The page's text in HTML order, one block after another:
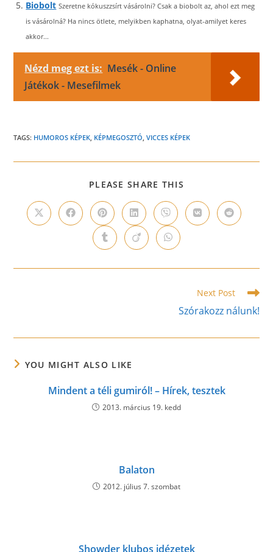
Biobolt Szeretne kókuszzsírt vásárolni? Csak a biobolt az, ahol ezt meg
is vásárolná? Ha nincs ötlete, melyikben kaphatna, olyat-amilyet keres
akkor...
Nézd meg ezt is: Mesék - Online
Játékok - Mesefilmek
TAGS: HUMOROS KÉPEK, KÉPMEGOSZTÓ, VICCES KÉPEK
PLEASE SHARE THIS
CONTENT
Opens
in
Opens
in
window
Opens
in
a
new
window
Opens
in
a
new
window
Opens
in
a
new
window
Opens
in
Opens
in
Opens
in
new
Opens
in
new
Opens
in
new
Next Post
Szórakozz nálunk!
YOU MIGHT ALSO LIKE
Mindent a téli gumiról! – Hírek, tesztek
2013. március 19. kedd
Balaton
2012. július 7. szombat
Showder klubos idézetek